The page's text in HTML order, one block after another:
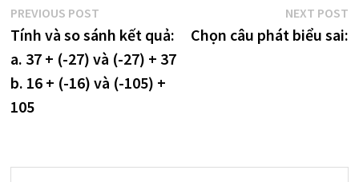
Điều
hướng
bài
viết
PREVIOUS POSTPrevious
post:
Tính và so sánh kết quả:
a. 37 + (-27) và (-27) + 37
b. 16 + (-16) và (-105) +
105
NEXT POST
Chọn câu phát biểu sai: